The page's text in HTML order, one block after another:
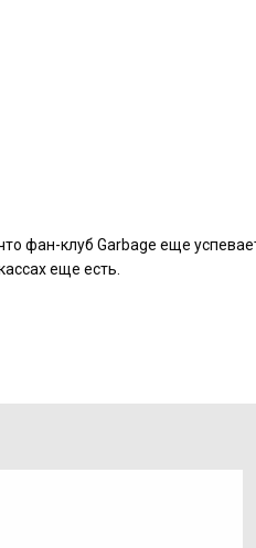
фан-клуб Garbage еще
еще есть.